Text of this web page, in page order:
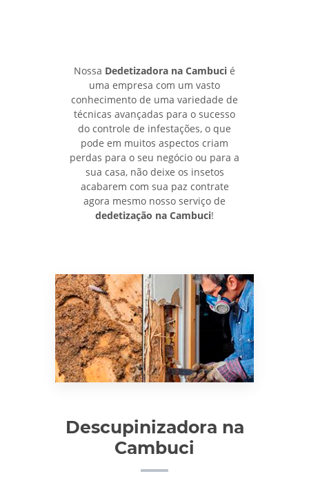
Nossa Dedetizadora na Cambuci é
uma empresa com um vasto
conhecimento de uma variedade de
técnicas avançadas para o sucesso
do controle de infestações, o que
pode em muitos aspectos criam
perdas para o seu negócio ou para a
sua casa, não deixe os insetos
acabarem com sua paz contrate
agora mesmo nosso serviço de
dedetização na Cambuci!
Descupinizadora na
Cambuci